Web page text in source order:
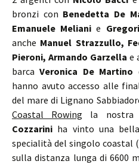
bronzi con Benedetta De
Emanuele Meliani e
anche Manuel Strazzullo,
Pieroni, Armando Garzella e
barcaVeronica De Martino
hanno avuto accesso alle
del mare di Lignano
Coastal Rowing la
Cozzarini ha vinto una
specialità del singolo coastal
sulla distanza lunga di 6600